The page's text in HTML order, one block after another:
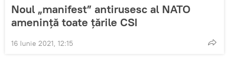
Noul „manifest” antirusesc al NATO
amenință toate țările CSI
16 Iunie 2021, 12:15